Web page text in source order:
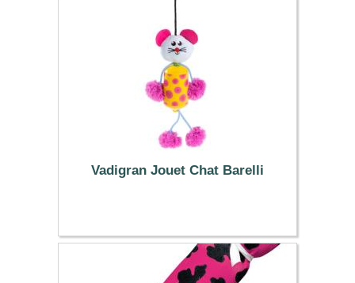
Vadigran Jouet Chat Barelli
10.99 €